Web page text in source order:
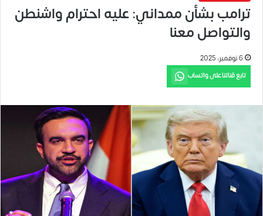
ترامب بشأن ممداني: عليه احترام واشنطن
والتواصل معنا
6 نوفمبر، 2025
تابع قناتنا على واتساب